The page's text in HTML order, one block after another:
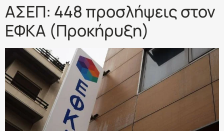
ΑΣΕΠ: 448 προσλήψεις στον
ΕΦΚΑ (Προκήρυξη)